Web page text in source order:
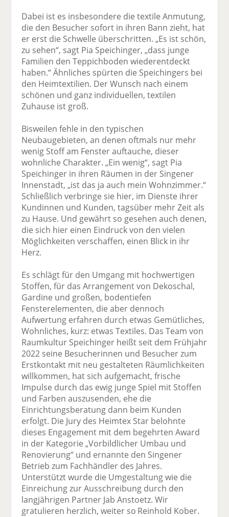
Dabei ist es insbesondere die textile Anmutung,
die den Besucher sofort in ihren Bann zieht, hat
er erst die Schwelle überschritten. „Es ist schön,
zu sehen“, sagt Pia Speichinger, „dass junge
Familien den Teppichboden wiederentdeckt
haben.“ Ähnliches spürten die Speichingers bei
den Heimtextilien. Der Wunsch nach einem
schönen und ganz individuellen, textilen
Zuhause ist groß.
Bisweilen fehle in den typischen
Neubaugebieten, an denen oftmals nur mehr
wenig Stoff am Fenster auftauche, dieser
wohnliche Charakter. „Ein wenig“, sagt Pia
Speichinger in ihren Räumen in der Singener
Innenstadt, „ist das ja auch mein Wohnzimmer.“
Schließlich verbringe sie hier, im Dienste ihrer
Kundinnen und Kunden, tagsüber mehr Zeit als
zu Hause. Und gewährt so gesehen auch denen,
die sich hier einen Eindruck von den vielen
Möglichkeiten verschaffen, einen Blick in ihr
Herz.
Es schlägt für den Umgang mit hochwertigen
Stoffen, für das Arrangement von Dekoschal,
Gardine und großen, bodentiefen
Fensterelementen, die aber dennoch
Aufwertung erfahren durch etwas Gemütliches,
Wohnliches, kurz: etwas Textiles. Das Team von
Raumkultur Speichinger heißt seit dem Frühjahr
2022 seine Besucherinnen und Besucher zum
Erstkontakt mit neu gestalteten Räumlichkeiten
willkommen, hat sich aufgemacht, frische
Impulse durch das ewig junge Spiel mit Stoffen
und Farben auszusenden, ehe die
Einrichtungsberatung dann beim Kunden
erfolgt. Die Jury des Heimtex Star belohnte
dieses Engagement mit dem begehrten Award
in der Kategorie „Vorbildlicher Umbau und
Renovierung“ und ernannte den Singener
Betrieb zum Fachhändler des Jahres.
Unterstützt wurde die Umgestaltung wie die
Einreichung zur Ausschreibung durch den
langjährigen Partner Jab Anstoetz. Wir
gratulieren herzlich, weiter so Reinhold Kober.